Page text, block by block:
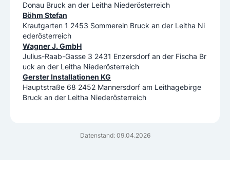
Datenstand: 09.04.2026
Donau Bruck an der Leitha Niederösterreich
Böhm Stefan
Krautgarten 1 2453 Sommerein Bruck an der Leitha Ni
ederösterreich
Wagner J. GmbH
Julius-Raab-Gasse 3 2431 Enzersdorf an der Fischa Br
uck an der Leitha Niederösterreich
Gerster Installationen KG
Hauptstraße 68 2452 Mannersdorf am Leithagebirge
Bruck an der Leitha Niederösterreich